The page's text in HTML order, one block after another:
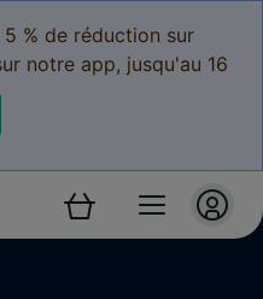
% de réduction sur
notre app, jusqu'au 16